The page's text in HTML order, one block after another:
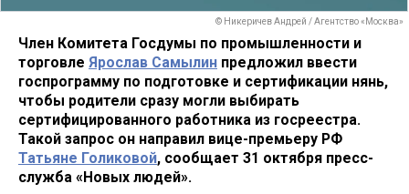
© Никеричев Андрей / Агентство «Москва»
Член Комитета Госдумы по промышленности и
торговле Ярослав Самылин предложил ввести
госпрограмму по подготовке и сертификации нянь,
чтобы родители сразу могли выбирать
сертифицированного работника из госреестра.
Такой запрос он направил вице-премьеру РФ
Татьяне Голиковой, сообщает 31 октября пресс-
служба «Новых людей».